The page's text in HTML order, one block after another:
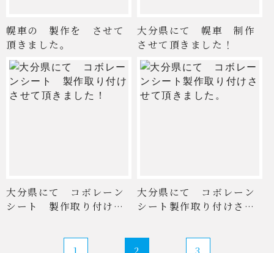
幌車の 製作を させて
頂きました。
大分県にて 幌車 制作
させて頂きました！
大分県にて コボレーン
シート 製作取り付けさ
大分県にて コボレーン
シート製作取り付けさせ
1 2 3